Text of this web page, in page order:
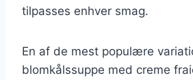
tilpasses enhver smag.
En af de mest populære
blomkålssuppe med creme